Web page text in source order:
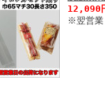
12,090
※翌営業